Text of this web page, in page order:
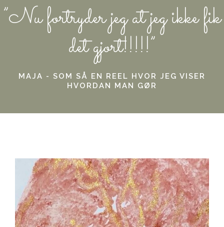
”Nu fortryder jeg at jeg ikke fik
det gjort!!!!!”
MAJA - SOM SÅ EN REEL HVOR JEG VISER
HVORDAN MAN GØR